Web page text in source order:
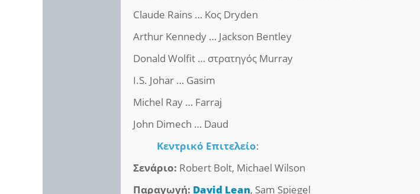
Claude Rains … Κος Dryden
Arthur Kennedy … Jackson Bentley
Donald Wolfit … στρατηγός Murray
I.S. Johar … Gasim
Michel Ray … Farraj
John Dimech … Daud
Κεντρικό Επιτελείο:
Σενάριο: Robert Bolt, Michael Wilson
Παραγωγή: David Lean, Sam Spiegel